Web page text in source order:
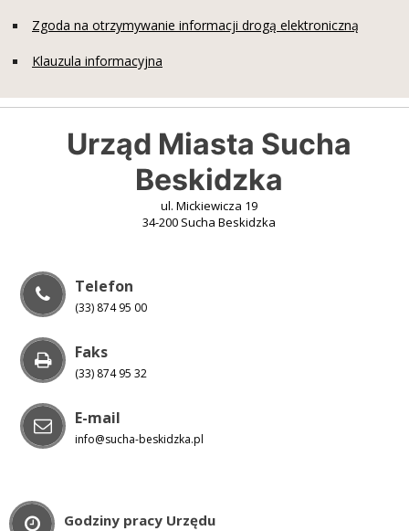
Zgoda na otrzymywanie informacji drogą elektroniczną
Klauzula informacyjna
Urząd Miasta Sucha
Beskidzka
ul. Mickiewicza 19
34-200 Sucha Beskidzka
Telefon
(33) 874 95 00
Faks
(33) 874 95 32
E-mail
info@sucha-beskidzka.pl
Godziny pracy Urzędu